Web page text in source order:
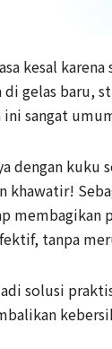
kesal
di gelas baru,
ini sangat
dengan kuku
khawatir!
membagikan
tanpa
solusi